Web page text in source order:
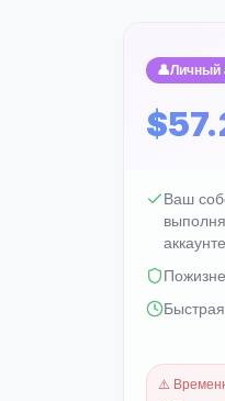
👤Личный
Ваш
аккаунте
⚠️